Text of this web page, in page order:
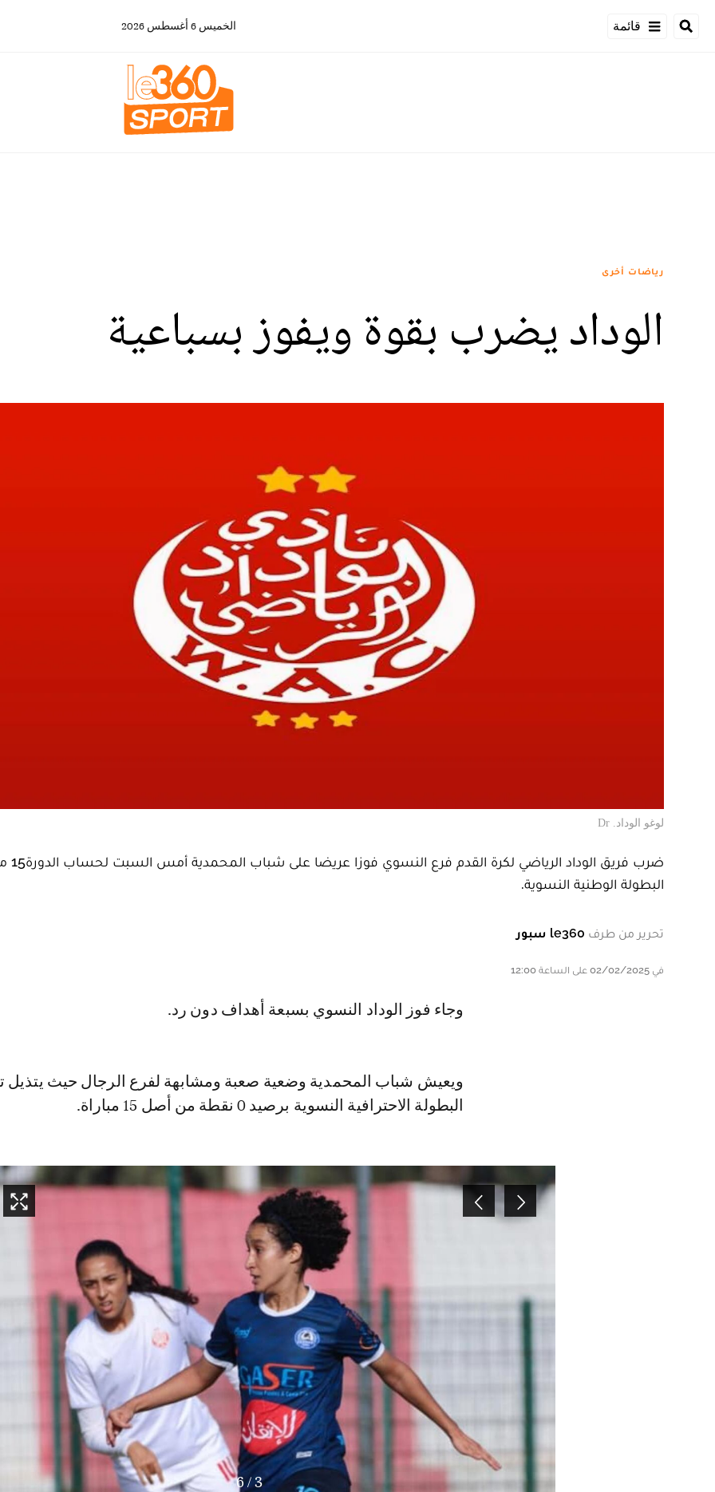
قائمة الخميس 6 أغسطس 2026
رياضات أخرى
الوداد يضرب بقوة ويفوز بسباعية
لوغو الوداد. Dr
ضرب فريق الوداد
البطولة الوطنية النسوية.
تحرير من طرف le360 سبور
في 02/02/2025 على الساعة 12:00
و جاء فوز الوداد النسوي بسبعة أهداف دون رد.
ويعيش شباب المحمدية وضعية صعبة ومشابهة لفرع الرجال حيث يتذيل
البطولة الاحترافية النسوية برصيد 0 نقطة من أصل 15 مباراة.
3
/
6